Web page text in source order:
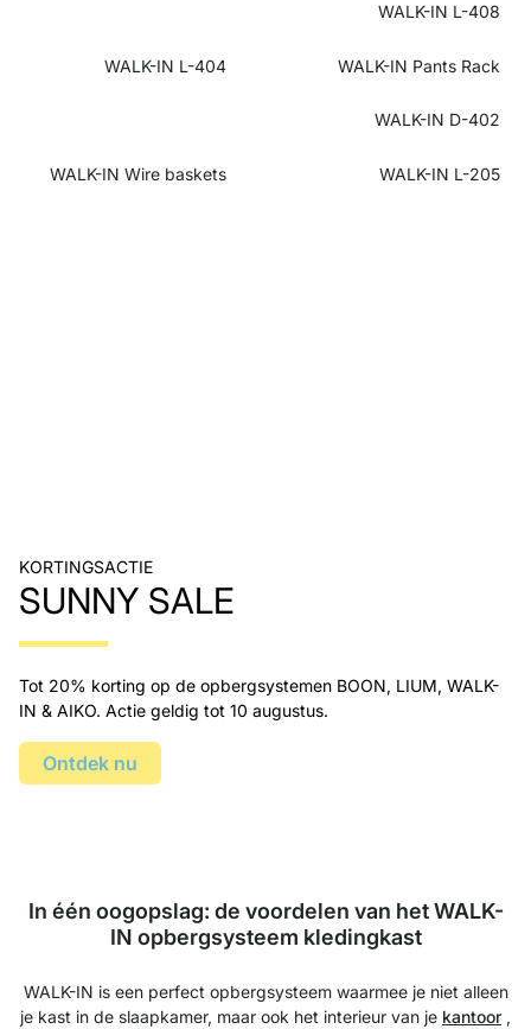
WALK-IN L-408
WALK-IN L-404 WALK-IN Pants Rack
WALK-IN D-402
WALK-IN Wire baskets WALK-IN L-205
KORTINGSACTIE
SUNNY SALE
Tot 20% korting op de opbergsystemen BOON, LIUM, WALK-
IN & AIKO. Actie geldig tot 10 augustus.
Ontdek nu
In één oogopslag: de voordelen van het WALK-
IN opbergsysteem kledingkast
WALK-IN is een perfect opbergsysteem waarmee je niet alleen
je kast in de slaapkamer, maar ook het interieur van je kantoor ,